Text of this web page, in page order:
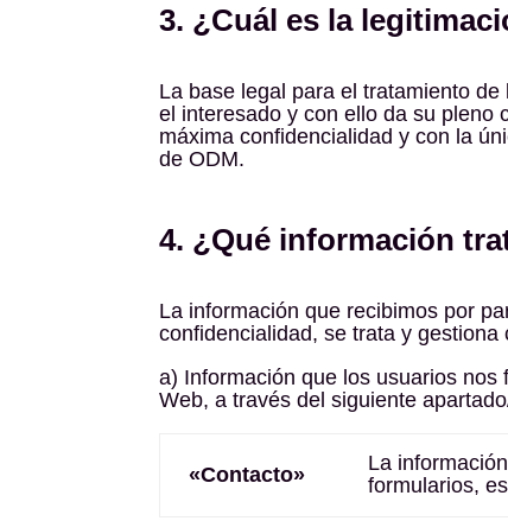
3. ¿Cuál es la
La base legal para el tratamiento
el interesado y con ello da su pleno
máxima confidencialidad y con la
de ODM.
4. ¿Qué información
La información que recibimos por
confidencialidad, se trata y
a) Información que los usuarios
Web, a través del siguiente
«Contacto»
La
formularios,